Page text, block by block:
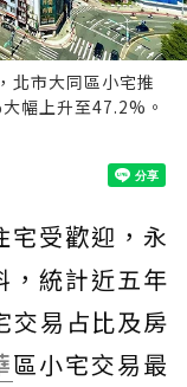
北市大同區小宅推
幅上升至47.2%。
宅受歡迎，永
，統計近五年
交易占比及房
區小宅交易最